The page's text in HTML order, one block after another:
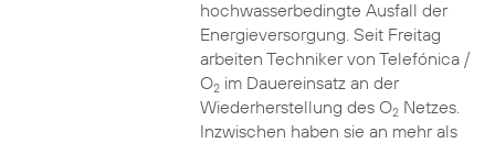
hochwasserbedingte Ausfall der
Energieversorgung. Seit Freitag
arbeiten Techniker von Telefónica /
O2im Dauereinsatz an der
Wiederherstellung des O2Netzes.
Inzwischen haben sie an mehr als